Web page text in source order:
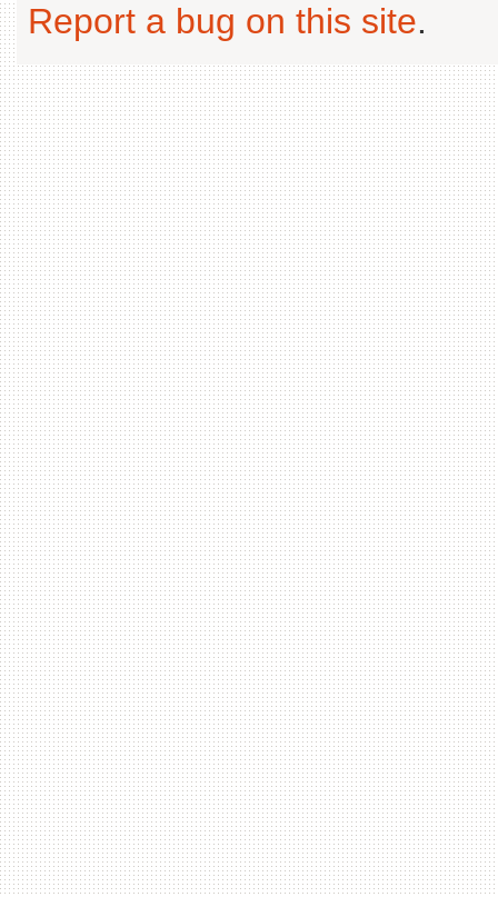
Report a bug on this site.